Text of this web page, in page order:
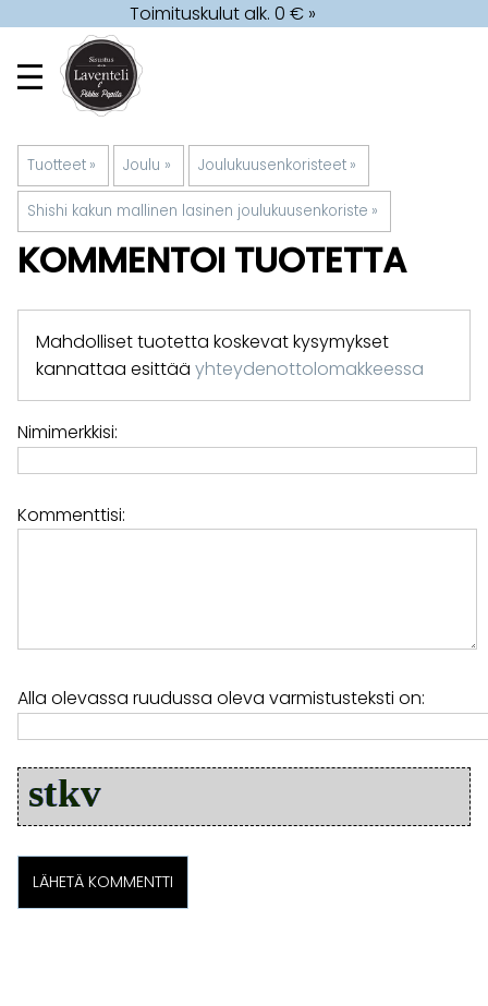
Toimituskulut alk. 0 € »
Tuotteet ‪» Joulu ‪» Joulukuusenkoristeet ‪»
Shishi kakun mallinen lasinen joulukuusenkoriste ‪»
KOMMENTOI TUOTETTA
Mahdolliset tuotetta koskevat kysymykset
kannattaa esittää yhteydenottolomakkeessa
Nimimerkkisi:
Kommenttisi:
Alla olevassa ruudussa oleva varmistusteksti on: